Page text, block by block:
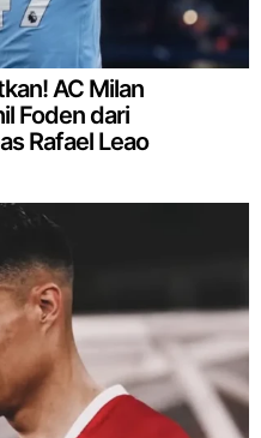
AC Milan
Foden dari
Rafael Leao